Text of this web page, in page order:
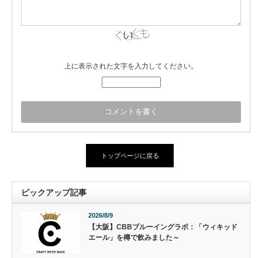
上に表示された文字を入力してください。
トップページに戻る
ピックアップ記事
2026/8/9
【大阪】CBBブルーイングラボ：「ウィキッド
エール」を樽で飲みました～